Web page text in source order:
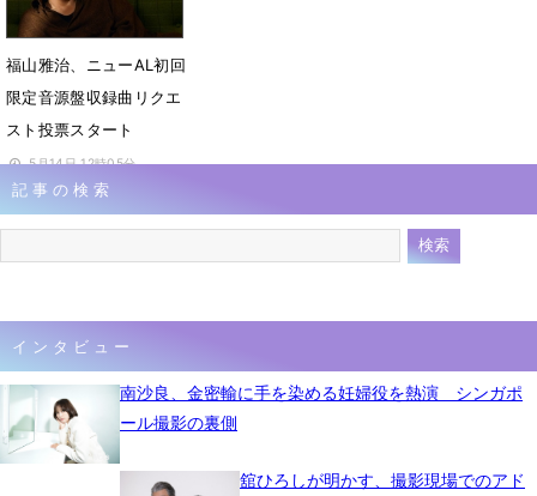
福山雅治、ニューAL初回
限定音源盤収録曲リクエ
スト投票スタート
5月14日 12時05分
記事の検索
インタビュー
南沙良、金密輸に手を染める妊婦役を熱演 シンガポ
ール撮影の裏側
舘ひろしが明かす、撮影現場でのアド